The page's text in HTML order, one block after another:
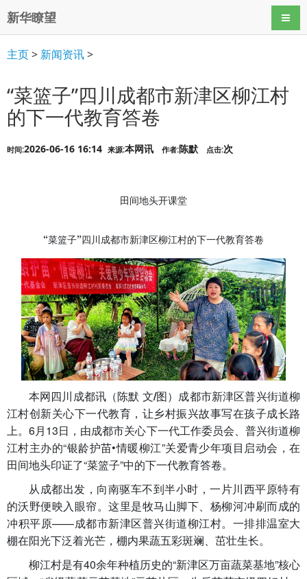
新华瞭望 导航
主页> 新闻资讯>
“菜篮子”四川成都市新津区柳江村
的下一代教育答卷
时间:2026-06-16 16:14 来源:本网讯 作者:陈默 点击:次
田间地头开课堂
“菜篮子”四川成都市新津区柳江村的下一代教育答卷
本网四川成都讯（陈默 文/图） 成都市新津区普兴街道柳
江村创新关心下一代教育，让乡村振兴故事写在孩子成长路
上。6月13日，由成都市关心下一代工作委员会、普兴街道柳
江村主办的“银龄护苗•情暖柳江”关爱青少年项目启动会，在
田间地头印证了“菜篮子”中的下一代教育答卷。
从成都出发，向南驱车不到半小时，一片川西平原特有
的沃野便映入眼帘。这里是牧马山脚下、杨柳河冲刷而成的
冲积平原——成都市新津区普兴街道柳江村。一排排温室大
棚在阳光下泛着光芒，棚内果蔬五彩斑斓、茁壮生长。
柳江村是有40余年种植历史的“新津区万亩蔬菜基地”核心